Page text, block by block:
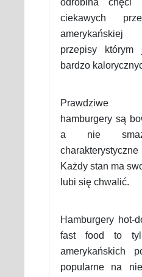
odrobina chęci
ciekawych
przepisy
bardzo
Prawdziwe
hamburgery są
a nie
Każdy stan ma
lubi się chwalić.
Hamburgery hot-
fast food to
amerykańskich
popularne na